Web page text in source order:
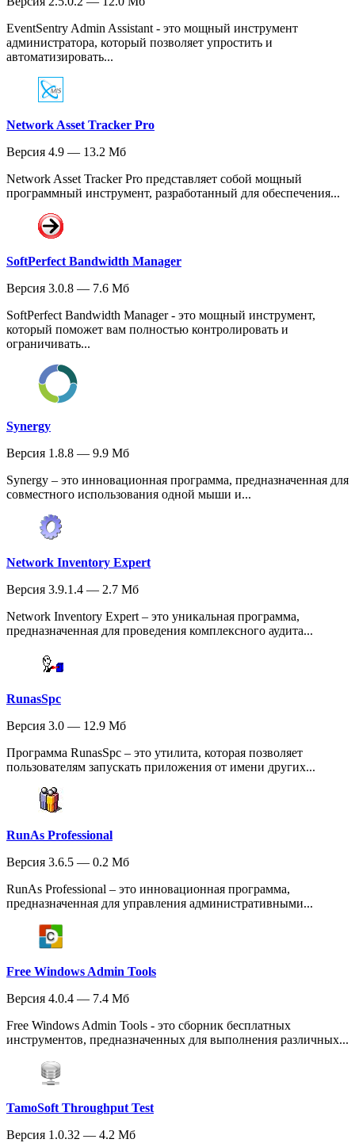
EventSentry Admin Assistant - это мощный инструмент
администратора, который позволяет упростить и
автоматизировать...
Network Asset Tracker Pro
Версия 4.9 — 13.2 Мб
Network Asset Tracker Pro представляет собой мощный
программный инструмент, разработанный для обеспечения...
SoftPerfect Bandwidth Manager
Версия 3.0.8 — 7.6 Мб
SoftPerfect Bandwidth Manager - это мощный инструмент,
который поможет вам полностью контролировать и
ограничивать...
Synergy
Версия 1.8.8 — 9.9 Мб
Synergy – это инновационная программа, предназначенная для
совместного использования одной мыши и...
Network Inventory Expert
Версия 3.9.1.4 — 2.7 Мб
Network Inventory Expert – это уникальная программа,
предназначенная для проведения комплексного аудита...
RunasSpc
Версия 3.0 — 12.9 Мб
Программа RunasSpc – это утилита, которая позволяет
пользователям запускать приложения от имени других...
RunAs Professional
Версия 3.6.5 — 0.2 Мб
RunAs Professional – это инновационная программа,
предназначенная для управления административными...
Free Windows Admin Tools
Версия 4.0.4 — 7.4 Мб
Free Windows Admin Tools - это сборник бесплатных
инструментов, предназначенных для выполнения различных...
TamoSoft Throughput Test
Версия 1.0.32 — 4.2 Мб